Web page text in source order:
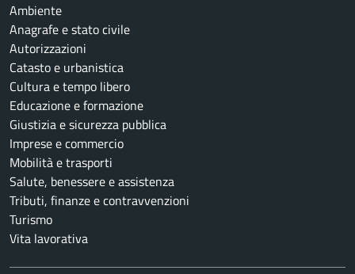
Ambiente
Anagrafe e stato civile
Autorizzazioni
Catasto e urbanistica
Cultura e tempo libero
Educazione e formazione
Giustizia e sicurezza pubblica
Imprese e commercio
Mobilità e trasporti
Salute, benessere e assistenza
Tributi, finanze e contravvenzioni
Turismo
Vita lavorativa